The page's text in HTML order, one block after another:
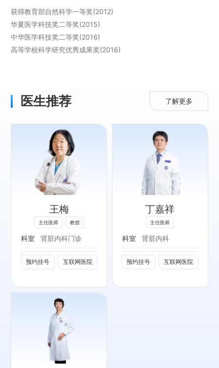
获得教育部自然科学一等奖(2012)
华夏医学科技奖二等奖(2015)
中华医学科技奖二等奖(2016)
高等学校科学研究优秀成果奖(2016)
医生推荐 了解更多
王梅
主任医师 教授
科室 肾脏内科门诊
预约挂号 互联网医院
丁嘉祥
主任医师
科室 肾脏内科
预约挂号 互联网医院
专长：
在原发和继发性肾
小球疾病诊治，血
的通路建立与长期
维护领域造诣深厚
社会任职：
发表多篇高质量论
《
Medicine &
Biology》发表的
静脉内瘘的相关
究，为动静脉内瘘
狭窄提供新指标；